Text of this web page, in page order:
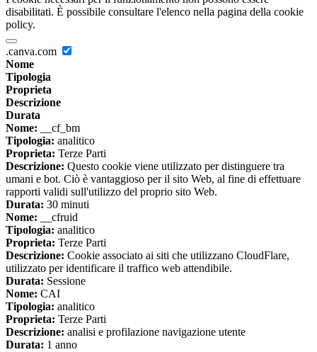
disabilitati. È possibile consultare l'elenco nella pagina della cookie
policy.
.canva.com
Nome
Tipologia
Proprieta
Descrizione
Durata
Nome: __cf_bm
Tipologia: analitico
Proprieta: Terze Parti
Descrizione: Questo cookie viene utilizzato per distinguere tra
umani e bot. Ciò è vantaggioso per il sito Web, al fine di effettuare
rapporti validi sull'utilizzo del proprio sito Web.
Durata: 30 minuti
Nome: __cfruid
Tipologia: analitico
Proprieta: Terze Parti
Descrizione: Cookie associato ai siti che utilizzano CloudFlare,
utilizzato per identificare il traffico web attendibile.
Durata: Sessione
Nome: CAI
Tipologia: analitico
Proprieta: Terze Parti
Descrizione: analisi e profilazione navigazione utente
Durata: 1 anno